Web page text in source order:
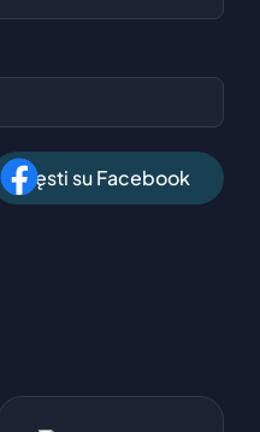
Tęsti su Facebook